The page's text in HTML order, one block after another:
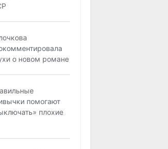
о новом романе
помогают
плохие